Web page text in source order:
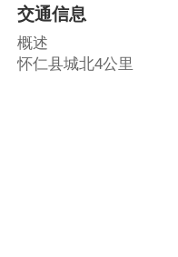
交通信息
概述
怀仁县城北4公里